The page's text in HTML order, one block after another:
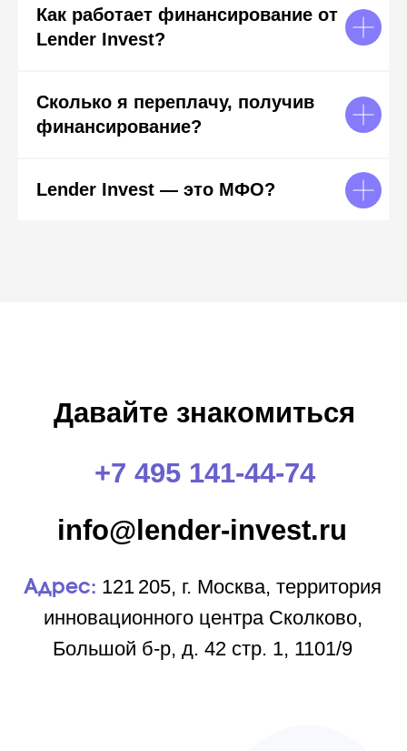
Как работает финансирование от
Lender Invest?
Сколько я переплачу, получив
финансирование?
Lender Invest — это МФО?